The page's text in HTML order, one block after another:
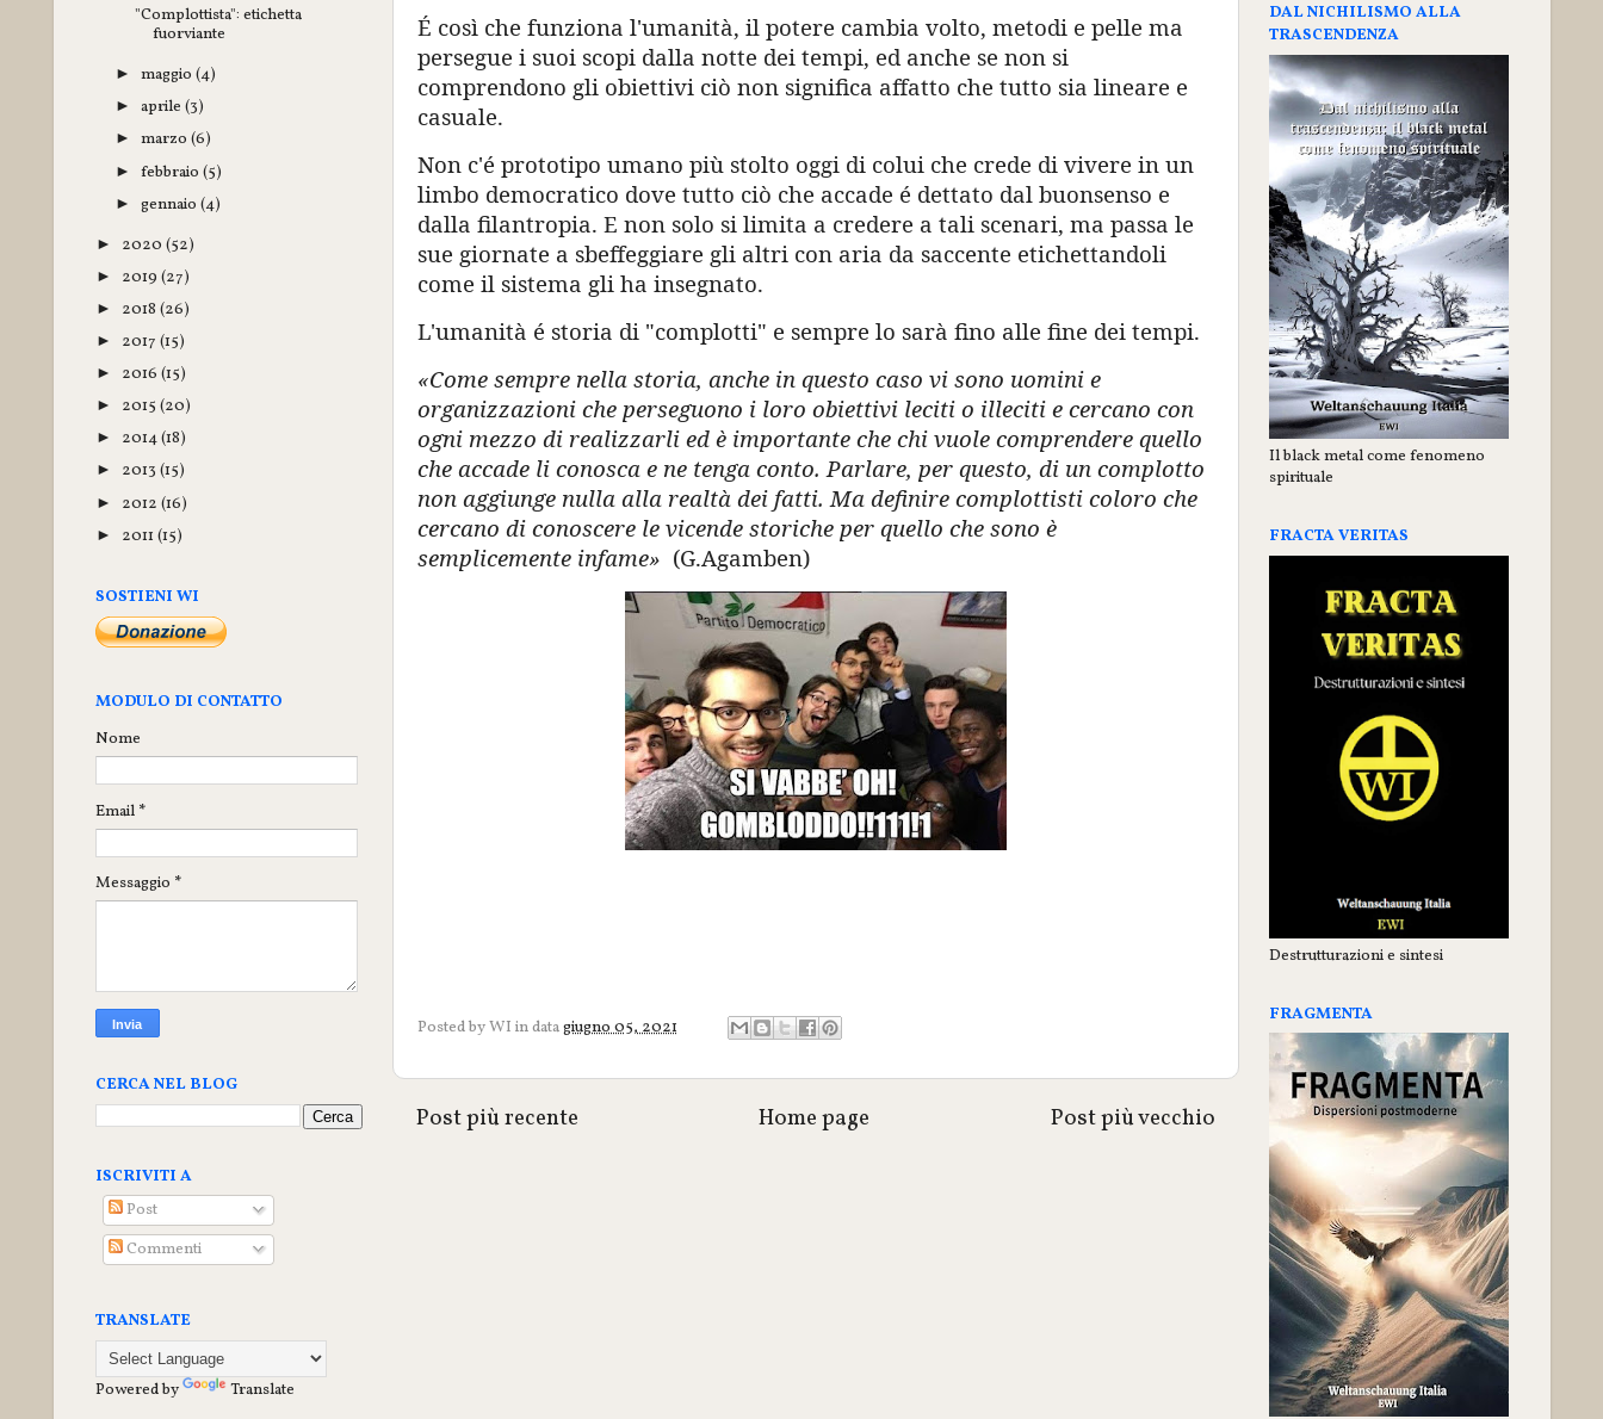
É così che funziona l'umanità, il potere cambia volto, metodi e pelle ma
persegue i suoi scopi dalla notte dei tempi, ed anche se non si
comprendono gli obiettivi ciò non significa affatto che tutto sia lineare e
casuale.
Non c'é prototipo umano più stolto oggi di colui che crede di vivere in un
limbo democratico dove tutto ciò che accade é dettato dal buonsenso e
dalla filantropia. E non solo si limita a credere a tali scenari, ma passa le
sue giornate a sbeffeggiare gli altri con aria da saccente etichettandoli
come il sistema gli ha insegnato.
L'umanità é storia di "complotti" e sempre lo sarà fino alle fine dei tempi.
«Come sempre nella storia, anche in questo caso vi sono uomini e
organizzazioni che perseguono i loro obiettivi leciti o illeciti e cercano con
ogni mezzo di realizzarli ed è importante che chi vuole comprendere quello
che accade li conosca e ne tenga conto. Parlare, per questo, di un complotto
non aggiunge nulla alla realtà dei fatti. Ma definire complottisti coloro che
cercano di conoscere le vicende storiche per quello che sono è
semplicemente infame» (G.Agamben)
Posted byWI in datagiugno 05, 2021
Post più recente Post più vecchio
Home page
"Complottista": etichetta
fuorviante
► maggio (4)
► aprile (3)
► marzo (6)
► febbraio (5)
► gennaio (4)
► 2020 (52)
► 2019 (27)
► 2018 (26)
► 2017 (15)
► 2016 (15)
► 2015 (20)
► 2014(18)
► 2013 (15)
► 2012 (16)
► 2011 (15)
SOSTIENI WI
MODULO DI CONTATTO
Nome
Email *
Messaggio *
CERCA NEL BLOG
ISCRIVITI A
Post
Commenti
TRANSLATE
Powered by Translate
DAL NICHILISMO ALLA
TRASCENDENZA
Il black metal come fenomeno
spirituale
FRACTA VERITAS
Destrutturazioni e sintesi
FRAGMENTA